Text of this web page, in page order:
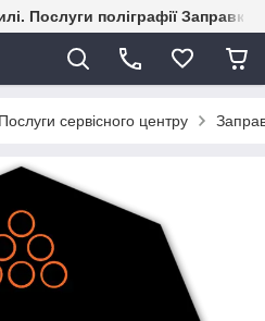
Послуги поліграфії Заправка
Послуги сервісного центру